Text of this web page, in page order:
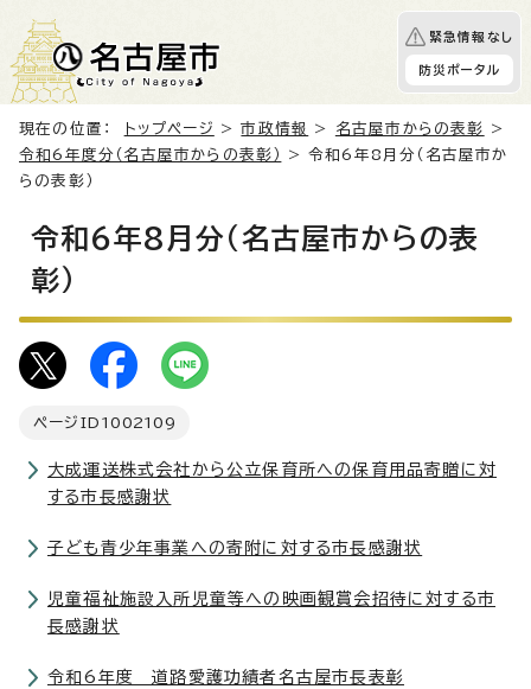
緊急情報なし
防災ポータル
現在の位置： トップページ >市政情報 > 名古屋市からの表彰
>
令和6年度分（名古屋市からの表彰）
> 令和6年8月分（名古屋市か
らの表彰）
令和6年8月分（名古屋市からの表
彰）
ページID 1002109
大成運送株式会社から公立保育所への保育用品寄贈に対
する市長感謝状
子ども青少年事業への寄附に対する市長感謝状
児童福祉施設入所児童等への映画観賞会招待に対する市
長感謝状
令和6年度 道路愛護功績者名古屋市長表彰